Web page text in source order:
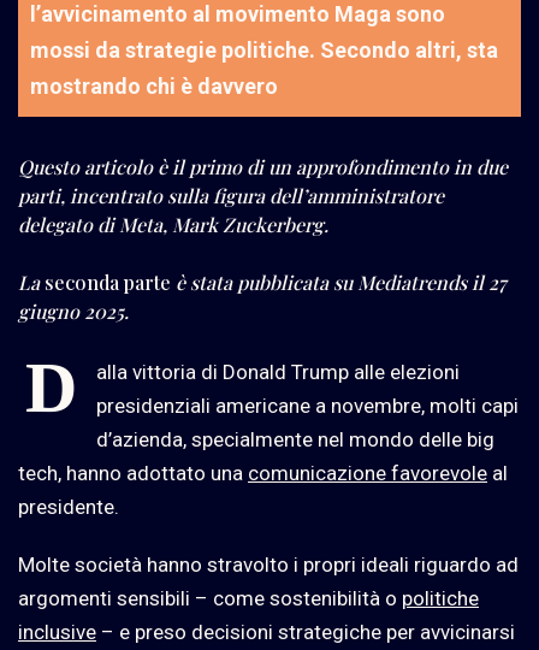
l’avvicinamento al movimento Maga sono
mossi da strategie politiche. Secondo altri, sta
mostrando chi è davvero
Questo articolo è il primo di un approfondimento in due
parti, incentrato sulla figura dell’amministratore
delegato di Meta, Mark Zuckerberg.
Laseconda parte è stata pubblicata su Mediatrends il 27
giugno 2025.
D
alla vittoria di Donald Trump alle elezioni
presidenziali americane a novembre, molti capi
d’azienda, specialmente nel mondo delle big
tech, hanno adottato una comunicazione favorevole al
presidente.
Molte società hanno stravolto i propri ideali riguardo ad
argomenti sensibili – come sostenibilità o politiche
inclusive – e preso decisioni strategiche per avvicinarsi